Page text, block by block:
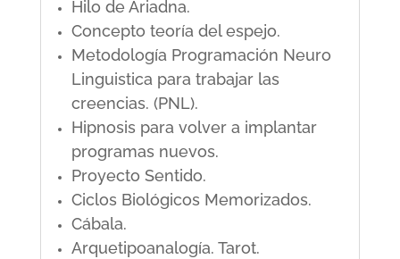
Hilo de Ariadna.
Concepto teoría del espejo.
Metodología Programación Neuro
Linguistica para trabajar las
creencias. (PNL).
Hipnosis para volver a implantar
programas nuevos.
Proyecto Sentido.
Ciclos Biológicos Memorizados.
Cábala.
Arquetipoanalogía. Tarot.